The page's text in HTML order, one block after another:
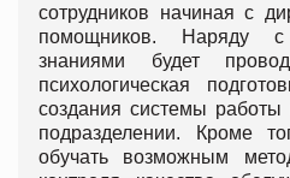
сотрудников начиная с
помощников. Наряду с
знаниями будет
психологическая
создания системы работы
подразделении. Кроме
обучать возможным